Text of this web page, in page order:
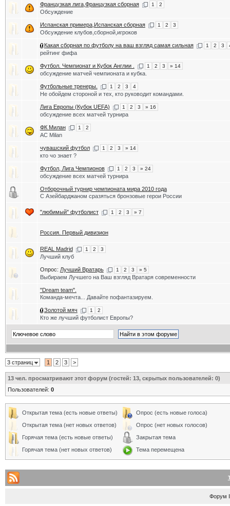
Французкая лига,Французкая сборная 1 2
Обсуждение
Испанская примера,Испанская сборная 1 2 3
Обсуждение клубов,сборной,игроков
Какая сборная по футболу на ваш взгляд самая сильная 1 2 3
рейтинг фифа
Футбол. Чемпионат и Кубок Англии . 1 2 3 » 14
обсуждение матчей чемпионата и кубка.
Футбольные тренеры. 1 2 3 4
Не обойдем стороной и тех, кто руководит командами.
Лига Европы (Кубок UEFA) 1 2 3 » 16
обсуждение всех матчей турнира
ФК Милан 1 2
AC Milan
чувашский футбол 1 2 3 » 14
кто чо знает ?
Футбол, Лига Чемпионов 1 2 3 » 24
обсуждение всех матчей турнира
Отборочный турнир чемпионата мира 2010 года
С Азейбарджаном сразяться бронзовые герои России
"любимый" футболист 1 2 3 » 7
Россия. Первый дивизион
REAL Madrid 1 2 3
Лучший клуб
Опрос: Лучший Вратарь 1 2 3 » 5
Выбираем Лучшего на Ваш взгляд Вратаря современности
"Dream team".
Команда-мечта... Давайте пофантазируем.
Золотой мяч 1 2
Кто же лучший футболист Европы?
3 страниц 1 2 3 >
13чел. просматривают этот форум (гостей: 13, скрытых пользователей: 0)
Пользователей: 0
Открытая тема (есть новые ответы)
Открытая тема (нет новых ответов)
Горячая тема (есть новые ответы)
Горячая тема (нет новых ответов)
Опрос (есть новые голоса)
Опрос (нет новых голосов)
Закрытая тема
Тема перемещена
Форум